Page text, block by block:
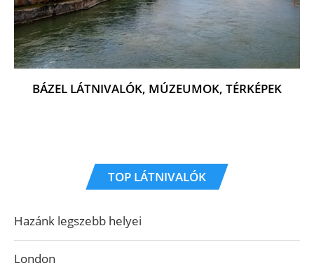
BÁZEL LÁTNIVALÓK, MÚZEUMOK, TÉRKÉPEK
TOP LÁTNIVALÓK
Hazánk legszebb helyei
London